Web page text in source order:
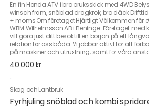
En fin Honda ATV i bra bruksskick med 4WD
winsch fram, snöblad dragkrok, bra däck Drifttid
+ moms Om företaget Hjärtligt Välkommen för
WBM Wilhelmsson AB i Fleninge. Företaget med
vill göra just ditt besök till en början på ett
relation för oss båda. Vi jobbar aktivt för att
på maskiner och utrustning, samt för våra
40 000 kr
Skog och Lantbruk
Fyrhjuling snöblad och kombi